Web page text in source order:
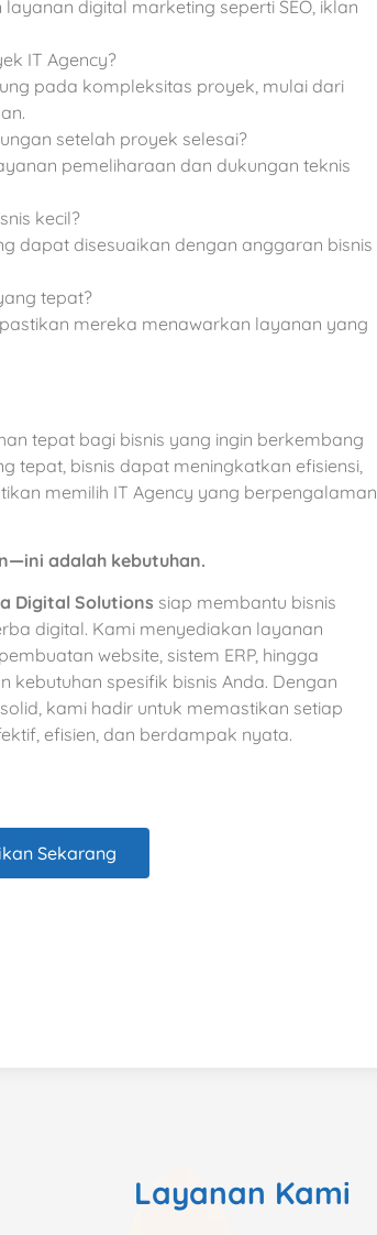
digital marketing seperti SEO, iklan
IT Agency?
pada kompleksitas proyek, mulai dari
setelah proyek selesai?
pemeliharaan dan dukungan teknis
kecil?
dapat disesuaikan dengan anggaran bisnis
tepat?
mereka menawarkan layanan yang
tepat bagi bisnis yang ingin berkembang
tepat, bisnis dapat meningkatkan efisiensi,
memilih IT Agency yang berpengalaman
adalah kebutuhan.
Digital Solutions siap membantu bisnis
digital. Kami menyediakan layanan
website, sistem ERP, hingga
kebutuhan spesifik bisnis Anda. Dengan
kami hadir untuk memastikan setiap
efisien, dan berdampak nyata.
Sekarang
Layanan Kami